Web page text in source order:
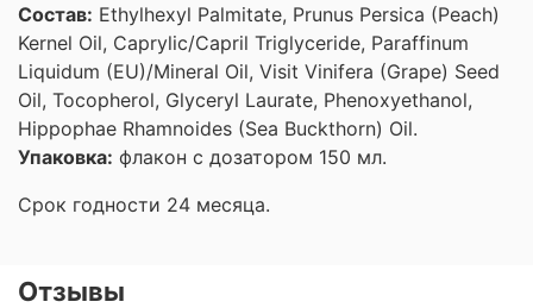
Состав: Ethylhexyl Palmitate, Prunus Persica (Peach)
Kernel Oil, Caprylic/Capril Triglyceride, Paraffinum
Liquidum (EU)/Mineral Oil, Visit Vinifera (Grape) Seed
Oil, Tocopherol, Glyceryl Laurate, Phenoxyethanol,
Hippophae Rhamnoides (Sea Buckthorn) Oil.
Упаковка: флакон с дозатором 150 мл.
Срок годности 24 месяца.
Отзывы